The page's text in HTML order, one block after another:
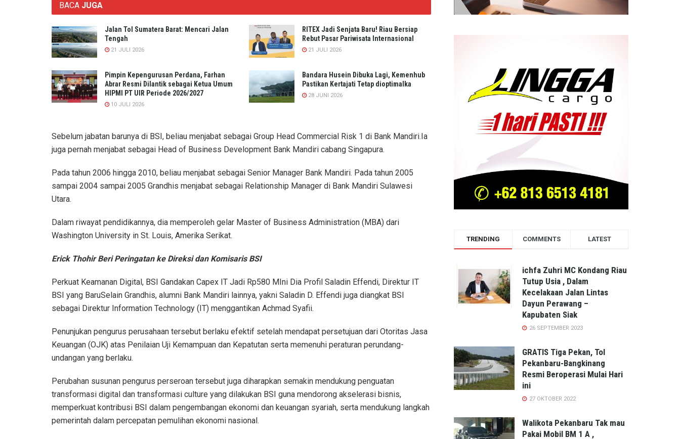
BACA JUGA
Jalan Tol Sumatera Barat: Mencari Jalan
Tengah
21 JULI 2026
RITEX Jadi Senjata Baru! Riau Bersiap
Rebut Pasar Pariwisata Internasional
21 JULI 2026
Pimpin Kepengurusan Perdana, Farhan
Abrar Resmi Dilantik sebagai Ketua Umum
HIPMI PT UIR Periode 2026/2027
10 JULI 2026
Bandara Husein Dibuka Lagi, Kemenhub
Pastikan Kertajati Tetap dioptimalka
28 JUNI 2026
Sebelum jabatan barunya di BSI, beliau menjabat sebagai Group Head Commercial Risk 1 di Bank Mandiri.Ia
juga pernah menjabat sebagai Head of Business Development Bank Mandiri cabang Singapura.
Pada tahun 2006 hingga 2010, beliau menjabat sebagai Senior Manager Bank Mandiri. Pada tahun 2005
sampai 2004 sampai 2005 Grandhis menjabat sebagai Relationship Manager di Bank Mandiri Sulawesi
Utara.
Dalam riwayat pendidikannya, dia memperoleh gelar Master of Business Administration (MBA) dari
Washington University in St. Louis, Amerika Serikat.
Erick Thohir Beri Peringatan ke Direksi dan Komisaris BSI
Perkuat Keamanan Digital, BSI Gandakan Capex IT Jadi Rp580 MIni Dia Profil Saladin Effendi, Direktur IT
BSI yang BaruSelain Grandhis, alumni Bank Mandiri lainnya, yakni Saladin D. Effendi juga diangkat BSI
sebagai Direktur Information Technology (IT) menggantikan Achmad Syafii.
Penunjukan pengurus perusahaan tersebut berlaku efektif setelah mendapat persetujuan dari Otoritas Jasa
Keuangan (OJK) atas Penilaian Uji Kemampuan dan Kepatutan serta memenuhi peraturan perundang-
undangan yang berlaku.
Perubahan susunan pengurus perseroan tersebut juga diharapkan semakin mendukung penguatan
transformasi digital dan transformasi culture yang dilakukan BSI guna mendorong akselerasi bisnis,
memperkuat kontribusi BSI dalam pengembangan ekonomi dan keuangan syariah, serta mendukung langkah
pemerintah dalam percepatan pemulihan ekonomi nasional.
TRENDING COMMENTS LATEST
ichfa Zuhri MC Kondang Riau
Tutup Usia , Dalam
Kecelakaan Jalan Lintas
Dayun Perawang –
Kapubaten Siak
26 SEPTEMBER 2023
GRATIS Tiga Pekan, Tol
Pekanbaru-Bangkinang
Resmi Beroperasi Mulai Hari
ini
27 OKTOBER 2022
Walikota Pekanbaru Tak mau
Pakai Mobil BM 1 A ,